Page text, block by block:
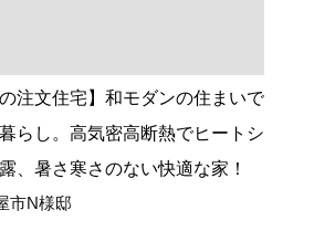
の注文住宅】和モダンの住まいで
らし。高気密高断熱でヒートシ
、暑さ寒さのない快適な家！
市N様邸